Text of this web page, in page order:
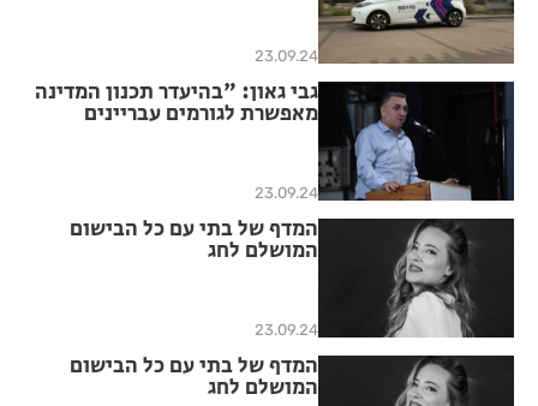
23.09.24
גבי גאון: "בהיעדר תכנון המדינה
מאפשרת לגורמים עבריינים
23.09.24
המדף של בתי עם כל הבישום
המושלם לחג
23.09.24
המדף של בתי עם כל הבישום
המושלם לחג